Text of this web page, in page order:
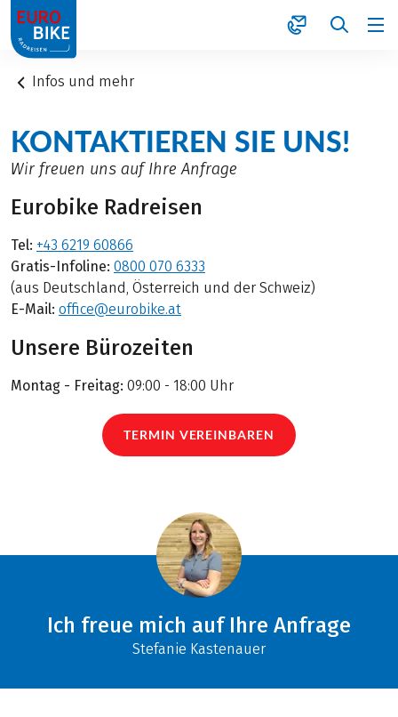
1
Infos und mehr
KONTAKTIEREN SIE UNS!
Wir freuen uns auf Ihre Anfrage
Eurobike Radreisen
Tel: +43 6219 60866
Gratis-Infoline: 0800 070 6333
(aus Deutschland, Österreich und der Schweiz)
E-Mail: office@eurobike.at
Unsere Bürozeiten
Montag - Freitag: 09:00 - 18:00 Uhr
TERMIN VEREINBAREN
Ich freue mich auf Ihre Anfrage
Stefanie Kastenauer